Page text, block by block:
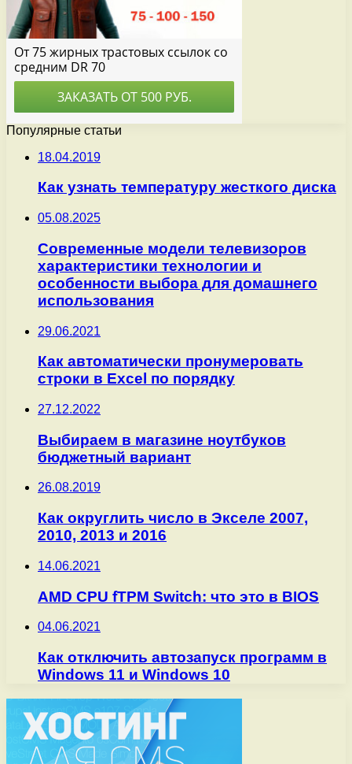
Популярные статьи
18.04.2019
Как узнать температуру жесткого диска
05.08.2025
Современные модели телевизоров
характеристики технологии и
особенности выбора для домашнего
использования
29.06.2021
Как автоматически пронумеровать
строки в Excel по порядку
27.12.2022
Выбираем в магазине ноутбуков
бюджетный вариант
26.08.2019
Как округлить число в Экселе 2007,
2010, 2013 и 2016
14.06.2021
AMD CPU fTPM Switch: что это в BIOS
04.06.2021
Как отключить автозапуск программ в
Windows 11 и Windows 10